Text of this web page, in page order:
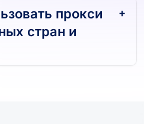
прокси
стран и